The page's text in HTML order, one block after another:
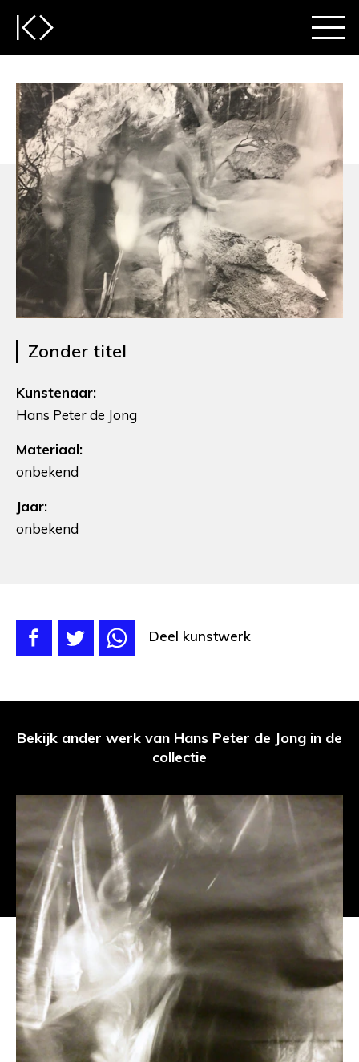
Zonder titel
Kunstenaar:
Hans Peter de Jong
Materiaal:
onbekend
Jaar:
onbekend
Deel kunstwerk
Bekijk ander werk van Hans Peter de Jong in de
collectie